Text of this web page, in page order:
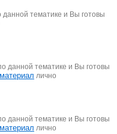
тематике и Вы готовы
данной тематике и Вы готовы
лично
данной тематике и Вы готовы
лично